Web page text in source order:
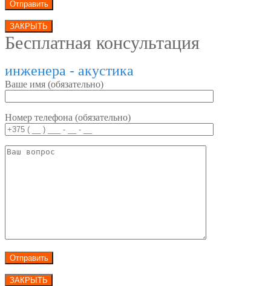
ЗАКРЫТЬ
Бесплатная консультация
инженера - акустика
Ваше имя (обязательно)
Номер телефона (обязательно)
ЗАКРЫТЬ